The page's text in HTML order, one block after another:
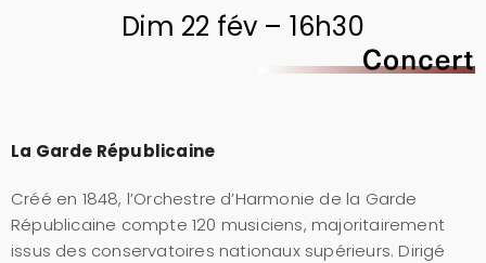
Dim 22 fév – 16h30
La Garde Républicaine
Créé en 1848, l’Orchestre d’Harmonie de la Garde
Républicaine compte 120 musiciens, majoritairement
issus des conservatoires nationaux supérieurs. Dirigé